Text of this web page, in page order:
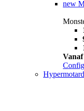
new
Vanaf
Hypermotard